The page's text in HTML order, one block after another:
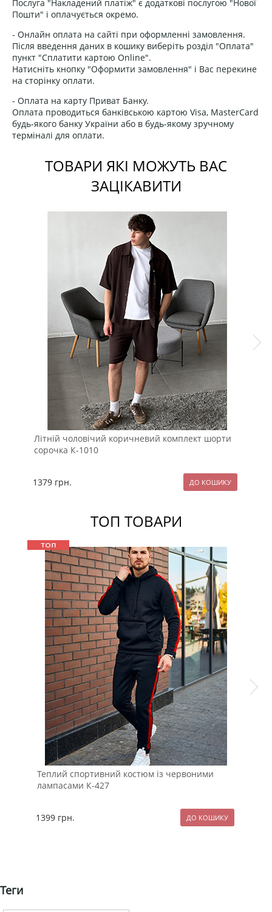
Послуга "Накладений платіж" є додаткові послугою "Нової
Пошти" і оплачується окремо.
- Онлайн оплата на сайті при оформленні замовлення.
Після введення даних в кошику виберіть розділ "Оплата"
пункт "Сплатити картою Online".
Натисніть кнопку "Оформити замовлення" і Вас перекине
на сторінку оплати.
- Оплата на карту Приват Банку.
Оплата проводиться банківською картою Visa, MasterCard
будь-якого банку України або в будь-якому зручному
терміналі для оплати.
ТОВАРИ ЯКІ МОЖУТЬ ВАС
ЗАЦІКАВИТИ
Літній чоловічий коричневий комплект шорти
сорочка К-1010
1379 грн.
ТОП ТОВАРИ
Теплий спортивний костюм із червоними
лампасами К-427
1399 грн.
Теги